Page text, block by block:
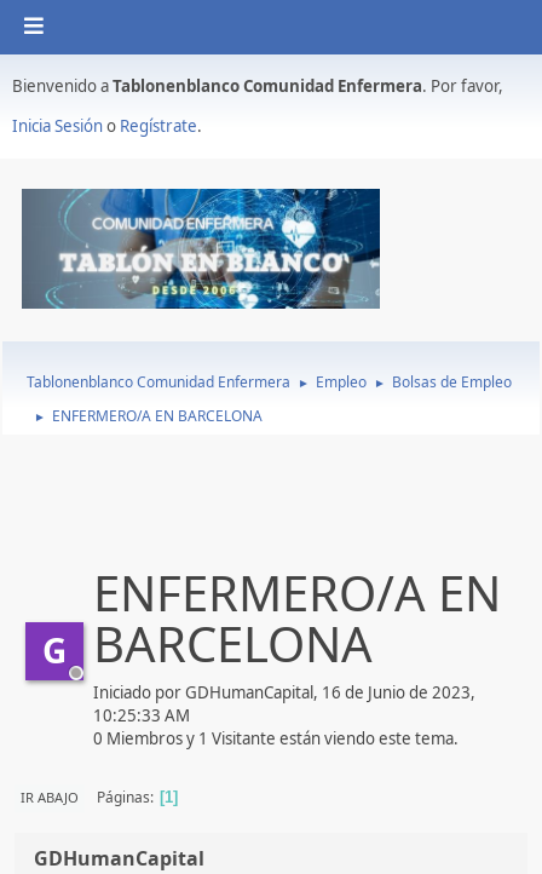
Bienvenido aTablonenblanco Comunidad Enfermera. Por favor,
Inicia Sesióno Regístrate.
Tablonenblanco Comunidad Enfermera ► Empleo ► Bolsas de Empleo
► ENFERMERO/A EN BARCELONA
G
ENFERMERO/A EN
BARCELONA
Iniciado por GDHumanCapital, 16 de Junio de 2023,
10:25:33 AM
0 Miembros y 1 Visitante están viendo este tema.
IR ABAJO Páginas 1
GDHumanCapital